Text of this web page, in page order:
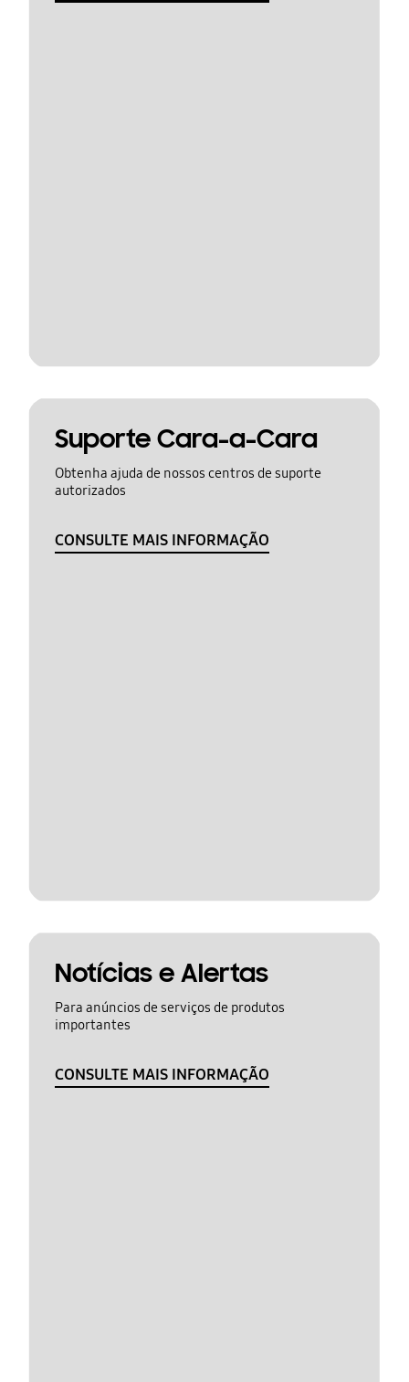
Suporte Cara-a-Cara
Obtenha ajuda de nossos centros de suporte
autorizados
CONSULTE MAIS INFORMAÇÃO
Notícias e Alertas
Para anúncios de serviços de produtos
importantes
CONSULTE MAIS INFORMAÇÃO